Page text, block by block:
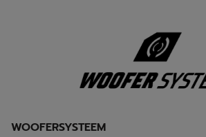
WOOFERSYSTEEM